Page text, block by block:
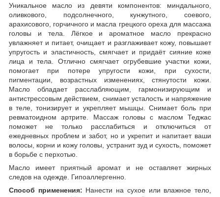
Уникальное масло из девяти компонентов: миндального,
оливкового, подсолнечного, кунжутного, соевого,
арахисового, горчичного и масла грецкого ореха для массажа
головы и тела. Лёгкое и ароматное масло прекрасно
увлажняет и питает, очищает и разглаживает кожу, повышает
упругость и эластичность, смягчает и придаёт сияние коже
лица и тела. Отлично смягчает огрубевшие участки кожи,
помогает при потере упругости кожи, при сухости,
пигментации, возрастных изменениях, стянутости кожи.
Масло обладает расслабляющим, гармонизирующим и
антистрессовым действием, снимает усталость и напряжение
в теле, тонизирует и укрепляет мышцы. Снимает боль при
ревматоидном артрите. Массаж головы с маслом Теджас
поможет не только расслабиться и отключиться от
ежедневных проблем и забот, но и укрепит и напитает ваши
волосы, корни и кожу головы, устранит зуд и сухость, поможет
в борьбе с перхотью.
Масло имеет приятный аромат и не оставляет жирных
следов на одежде. Гипоаллергенно.
Способ применения: Нанести на сухое или влажное тело,